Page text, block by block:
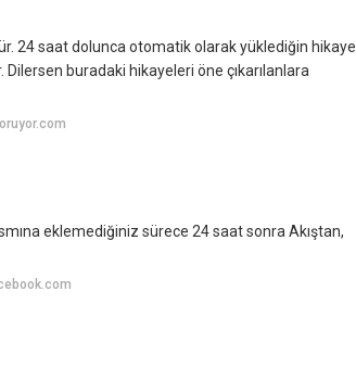
24 saat dolunca otomatik olarak yüklediğin hikaye
buradaki hikayeleri öne çıkarılanlara
eklemediğiniz sürece 24 saat sonra Akıştan,